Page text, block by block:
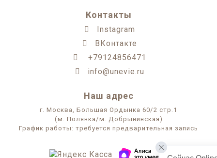
Контакты
Instagram
ВКонтакте
+79124856471
info@unevie.ru
Наш адрес
г. Москва, Большая Ордынка 60/2 стр.1
(м. Полянка/м. Добрынинская)
График работы: требуется предварительная запись